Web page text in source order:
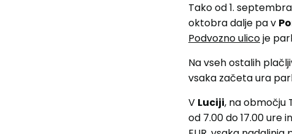
Tako od 1.
oktobra dalje pa v
Podvozno ulicoje
Na vseh ostalih
vsaka začeta ura
V Luciji, na območju
od 7.00 do 17.00 ure